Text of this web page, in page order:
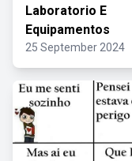
Laboratorio E
Equipamentos
25 September 2024